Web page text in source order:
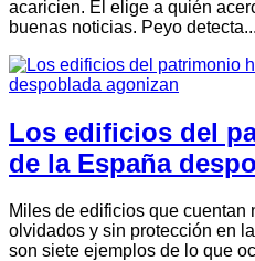
acaricien. Él elige a quién
buenas noticias. Peyo detecta...
Los edificios del
de la España
Miles de edificios que cuentan
olvidados y sin protección en
son siete ejemplos de lo que